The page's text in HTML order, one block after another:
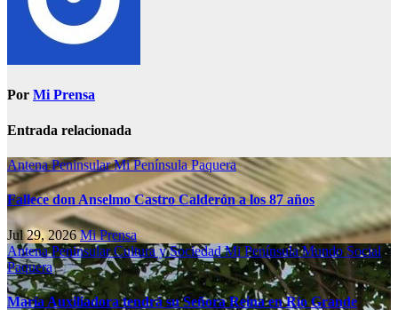
Por Mi Prensa
Entrada relacionada
Antena PeninsularMi PenínsulaPaquera
Fallece don Anselmo Castro Calderón a los 87 años
Jul 29, 2026Mi Prensa
Antena PeninsularCultura y SociedadMi PenínsulaMundo Social
Paquera
María Auxiliadora tendrá su Señora Reina en Río Grande